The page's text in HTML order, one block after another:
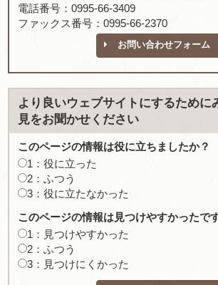
電話番号：0995-66-3409
ファックス番号：0995-66-2370
お問い合わせフォーム
より良いウェブサイトにするために
見をお聞かせください
このページの情報は役に立ちましたか？
1：役に立った
2：ふつう
3：役に立たなかった
このページの情報は見つけやすかったで
1：見つけやすかった
2：ふつう
3：見つけにくかった